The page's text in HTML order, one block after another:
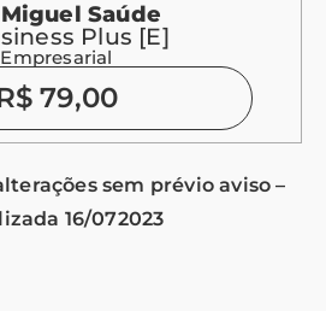
Saúde
Plus [E]
Empresarial
79,00
sem prévio aviso –
16/072023